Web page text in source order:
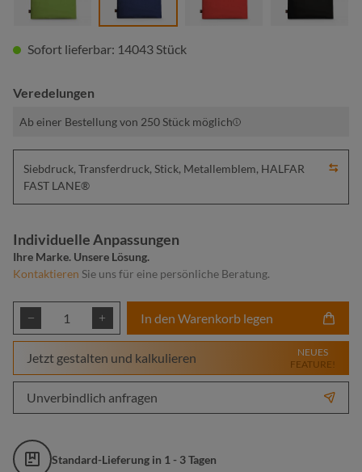
Sofort lieferbar: 14043 Stück
Veredelungen
Ab einer Bestellung von 250 Stück möglich
Siebdruck, Transferdruck, Stick, Metallemblem, HALFAR
FAST LANE®
Individuelle Anpassungen
Ihre Marke. Unsere Lösung.
Kontaktieren Sie uns für eine persönliche Beratung.
Produkt Anzahl: Gib den gewünschten
In den Warenkorb legen
Jetzt gestalten und kalkulieren
NEUES
FEATURE!
Unverbindlich anfragen
Standard-Lieferung in 1 - 3 Tagen